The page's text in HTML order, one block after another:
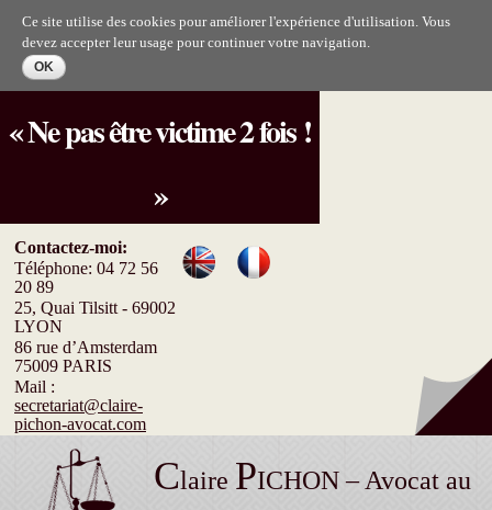
contenu
Ce site utilise des cookies pour améliorer l'expérience d'utilisation. Vous
devez accepter leur usage pour continuer votre navigation.
« Ne pas être victime 2 fois !
»
Contactez-moi:
Téléphone: 04 72 56
20 89
25, Quai Tilsitt - 69002
LYON
86 rue d’Amsterdam
75009 PARIS
Mail :
secretariat@claire-
pichon-avocat.com
Claire PICHON – Avocat au